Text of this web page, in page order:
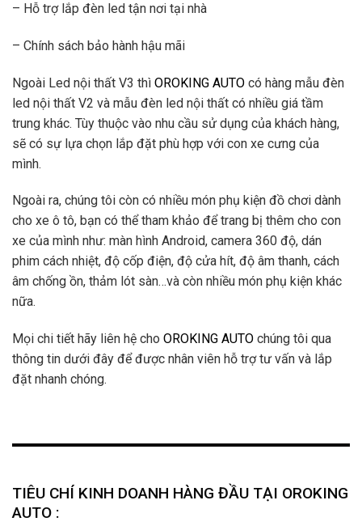
– Hỗ trợ lắp đèn led tận nơi tại nhà
– Chính sách bảo hành hậu mãi
Ngoài Led nội thất V3 thì OROKING AUTO có hàng mẫu đèn
led nội thất V2 và mẫu đèn led nội thất có nhiều giá tầm
trung khác. Tùy thuộc vào nhu cầu sử dụng của khách hàng,
sẽ có sự lựa chọn lắp đặt phù hợp với con xe cưng của
mình.
Ngoài ra, chúng tôi còn có nhiều món phụ kiện đồ chơi dành
cho xe ô tô, bạn có thể tham khảo để trang bị thêm cho con
xe của mình như: màn hình Android, camera 360 độ, dán
phim cách nhiệt, độ cốp điện, độ cửa hít, độ âm thanh, cách
âm chống ồn, thảm lót sàn…và còn nhiều món phụ kiện khác
nữa.
Mọi chi tiết hãy liên hệ cho OROKING AUTO chúng tôi qua
thông tin dưới đây để được nhân viên hỗ trợ tư vấn và lắp
đặt nhanh chóng.
TIÊU CHÍ KINH DOANH HÀNG ĐẦU TẠI OROKING
AUTO :